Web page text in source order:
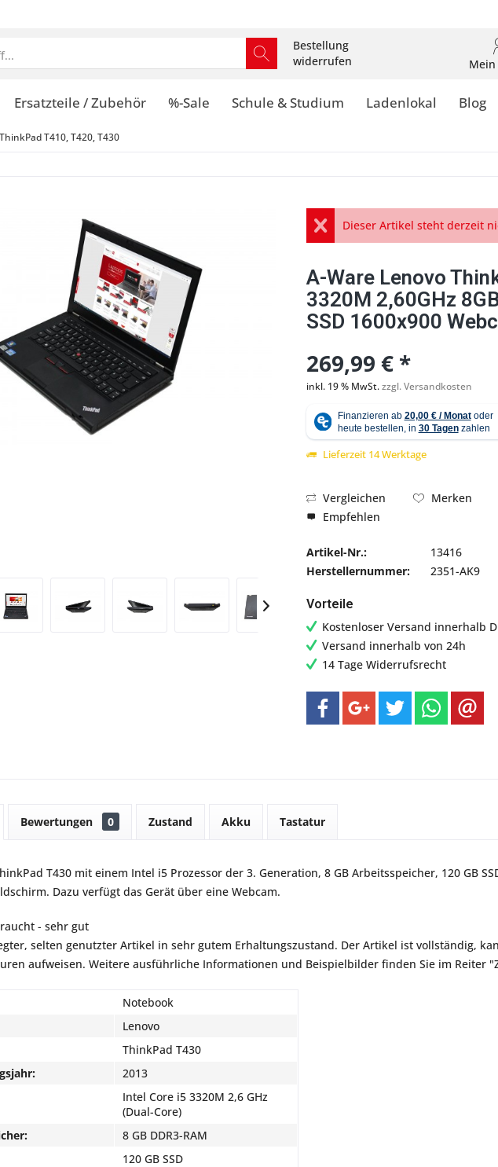
Bestellung
widerrufen
Ersatzteile / Zubehör %-Sale Schule & Studium Ladenlokal Blog
ThinkPad T410, T420, T430
Abbildung ähnlich
Dieser Artikel steht derzeit
A-Ware Lenovo
3320M 2,60GHz
SSD 1600x900
269,99 € *
inkl. 19 % MwSt.zzgl. Versandkosten
Lieferzeit 14 Werktage
Vergleichen Merken
Empfehlen
Artikel-Nr.:
13416
Herstellernummer:
2351-AK9
Vorteile
Kostenloser Versand innerhalb D
Versand innerhalb von 24h
14 Tage Widerrufsrecht
Bewertungen 0 Zustand Akku Tastatur
T430 mit einem Intel i5 Prozessor der 3. Generation, 8 GB Arbeitsspeicher, 120 GB
Dazu verfügt das Gerät über eine Webcam.
- sehr gut
selten genutzter Artikel in sehr gutem Erhaltungszustand. Der Artikel ist vollständig,
aufweisen. Weitere ausführliche Informationen und Beispielbilder finden Sie im Reiter
Notebook
Lenovo
ThinkPad T430
2013
Intel Core i5 3320M 2,6 GHz
(Dual-Core)
8 GB DDR3-RAM
120 GB SSD